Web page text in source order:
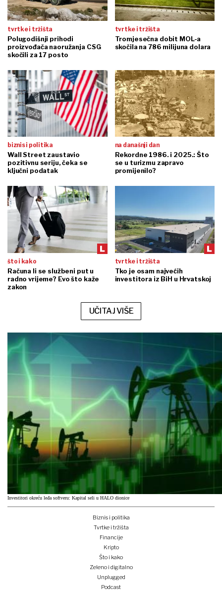
tvrtke i tržišta
Polugodišnji prihodi
proizvođača naoružanja CSG
skočili za 17 posto
tvrtke i tržišta
Tromjesečna dobit MOL-a
skočila na 786 milijuna dolara
biznis i politika
Wall Street zaustavio
pozitivnu seriju, čeka se
ključni podatak
na današnji dan
Rekordne 1986. i 2025.: Što
se u turizmu zapravo
promijenilo?
što i kako
Računa li se službeni put u
radno vrijeme? Evo što kaže
zakon
tvrtke i tržišta
Tko je osam najvećih
investitora iz BiH u Hrvatskoj
UČITAJ VIŠE
Investitori okreću leđa softveru: Kapital seli u HALO dionice
Biznis i politika
Tvrtke i tržišta
Financije
Kripto
Što i kako
Zeleno i digitalno
Unplugged
Podcast